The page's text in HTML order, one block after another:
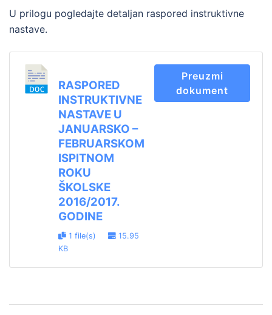
U prilogu pogledajte detaljan raspored instruktivne
nastave.
RASPORED
INSTRUKTIVNE
NASTAVE U
JANUARSKO –
FEBRUARSKOM
ISPITNOM
ROKU
ŠKOLSKE
2016/2017.
GODINE
1 file(s)
15.95
KB
Preuzmi
dokument